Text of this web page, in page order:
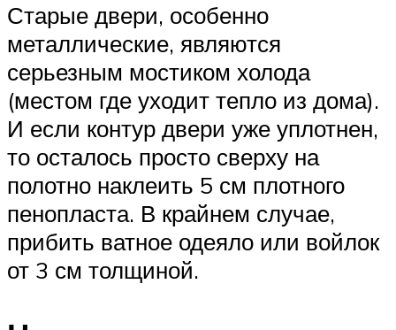
Старые двери, особенно
металлические, являются
серьезным мостиком холода
(местом где уходит тепло из дома).
И если контур двери уже уплотнен,
то осталось просто сверху на
полотно наклеить 5 см плотного
пенопласта. В крайнем случае,
прибить ватное одеяло или войлок
от 3 см толщиной.